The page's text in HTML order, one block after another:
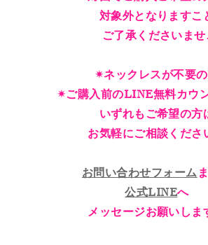
対象外となりますこ
ご了承くださいませ
✴︎ネックレスが不要
✴︎ご購入前のLINE無料カウ
いずれもご希望の方
お気軽にご相談くだ
お問い合わせフォーム
公式LINEへ
メッセージお願いし